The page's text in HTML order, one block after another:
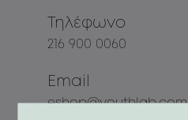
Τηλέφωνο
216 900 0060
Email
eshop@youthlab.com